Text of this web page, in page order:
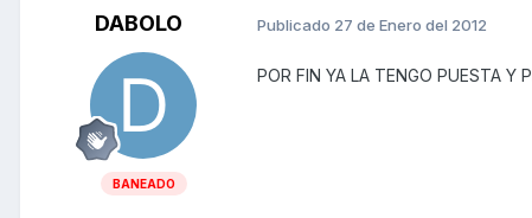
DABOLO
BANEADO
Publicado 27 de Enero del 2012
POR FIN YA LA TENGO PUESTA Y